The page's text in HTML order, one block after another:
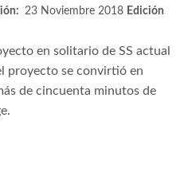
23 Noviembre 2018 Edición
en solitario de SS actual
proyecto se convirtió en
de cincuenta minutos de